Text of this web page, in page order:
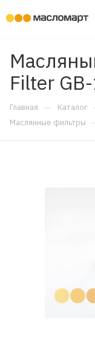
Filter
Главная — Каталог
Маслянные фильтры